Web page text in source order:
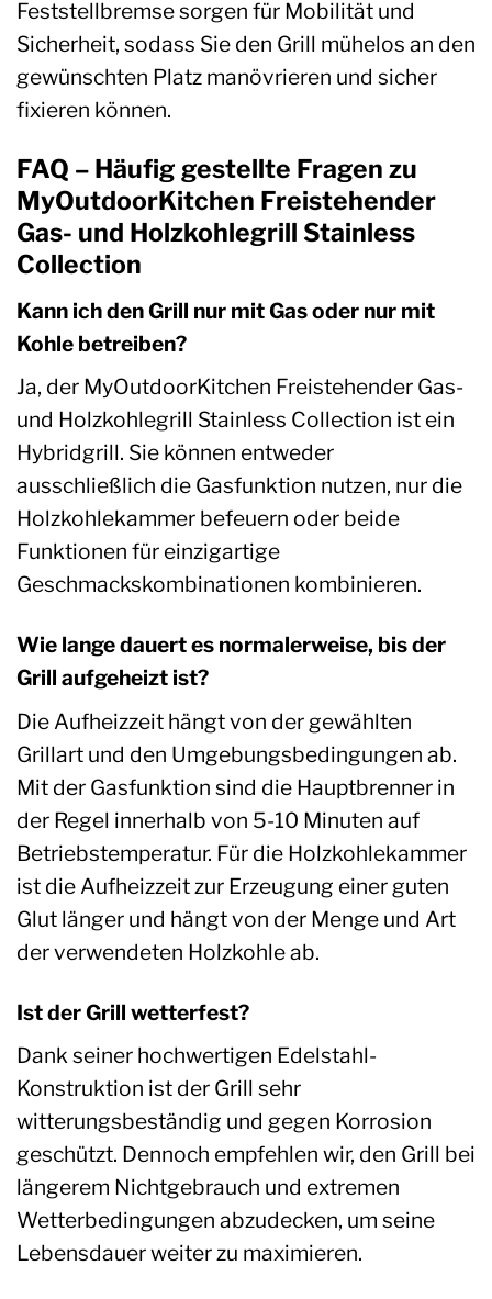
Feststellbremse sorgen für Mobilität und
Sicherheit, sodass Sie den Grill mühelos an den
gewünschten Platz manövrieren und sicher
fixieren können.
FAQ – Häufig gestellte Fragen zu
MyOutdoorKitchen Freistehender
Gas- und Holzkohlegrill Stainless
Collection
Kann ich den Grill nur mit Gas oder nur mit
Kohle betreiben?
Ja, der MyOutdoorKitchen Freistehender Gas-
und Holzkohlegrill Stainless Collection ist ein
Hybridgrill. Sie können entweder
ausschließlich die Gasfunktion nutzen, nur die
Holzkohlekammer befeuern oder beide
Funktionen für einzigartige
Geschmackskombinationen kombinieren.
Wie lange dauert es normalerweise, bis der
Grill aufgeheizt ist?
Die Aufheizzeit hängt von der gewählten
Grillart und den Umgebungsbedingungen ab.
Mit der Gasfunktion sind die Hauptbrenner in
der Regel innerhalb von 5-10 Minuten auf
Betriebstemperatur. Für die Holzkohlekammer
ist die Aufheizzeit zur Erzeugung einer guten
Glut länger und hängt von der Menge und Art
der verwendeten Holzkohle ab.
Ist der Grill wetterfest?
Dank seiner hochwertigen Edelstahl-
Konstruktion ist der Grill sehr
witterungsbeständig und gegen Korrosion
geschützt. Dennoch empfehlen wir, den Grill bei
längerem Nichtgebrauch und extremen
Wetterbedingungen abzudecken, um seine
Lebensdauer weiter zu maximieren.